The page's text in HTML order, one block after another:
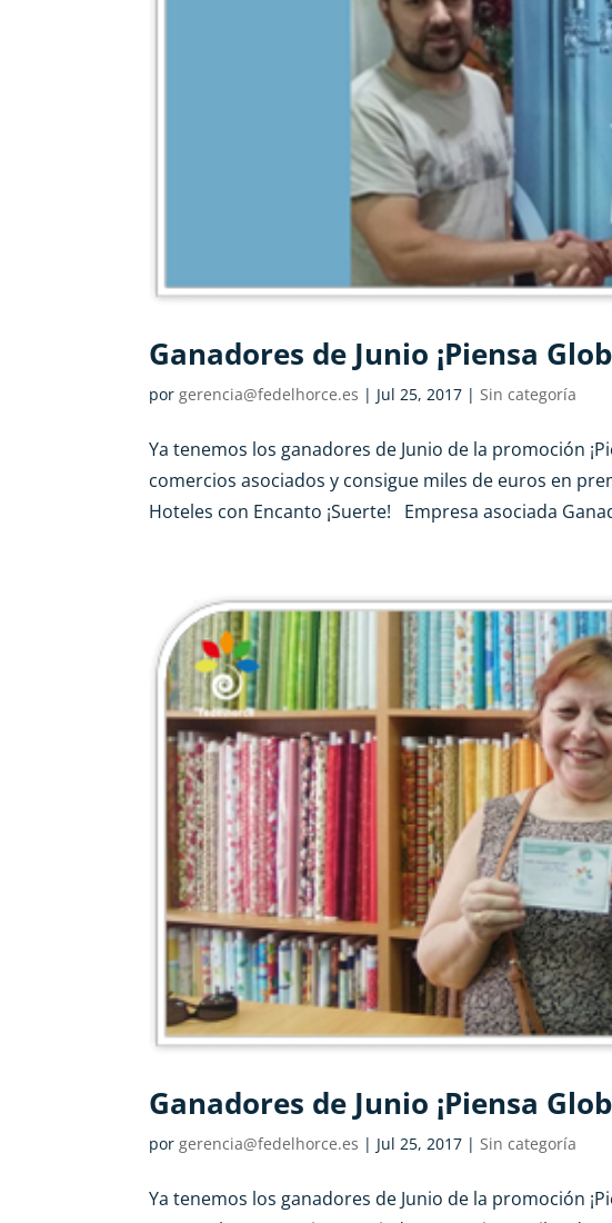
Ganadores de Junio ¡Piensa
porgerencia@fedelhorce.es | Jul 25, 2017 | Sin categoría
Ya tenemos los ganadores de Junio de la promoción
comercios asociados y consigue miles de euros en
Hoteles con Encanto ¡Suerte! Empresa asociada
Ganadores de Junio ¡Piensa
porgerencia@fedelhorce.es | Jul 25, 2017 |Sin categoría
Ya tenemos los ganadores de Junio de la promoción